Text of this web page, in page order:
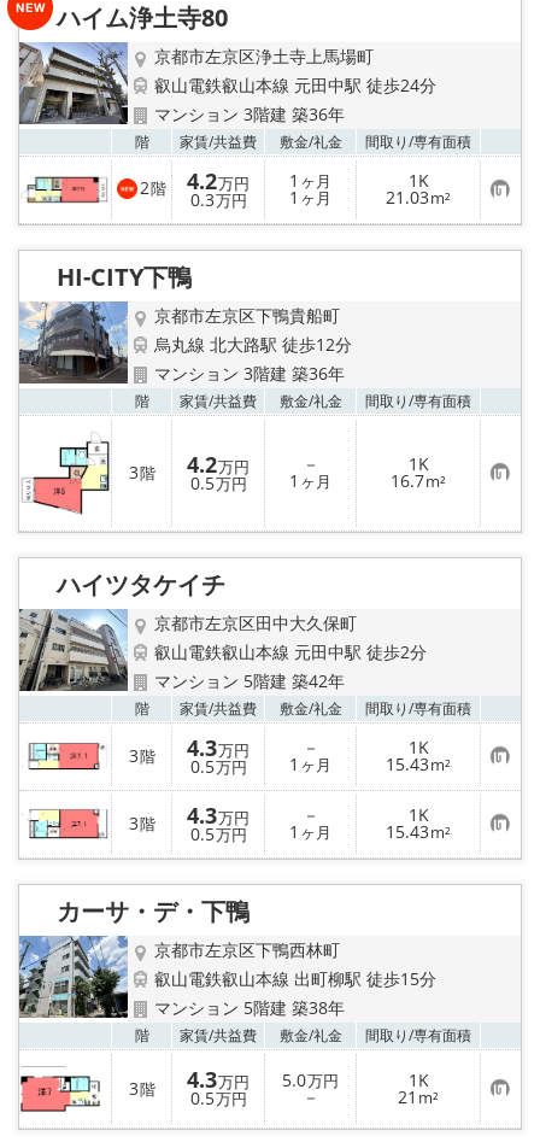
ハイム浄土寺80
京都市左京区浄土寺上馬場町
叡山電鉄叡山本線 元田中駅 徒歩24分
マンション 3階建 築36年
階 家賃/共益費 敷金/礼金 間取り/専有面積
2階 4.2万円
0.3万円
1 ヶ月
1 ヶ月
1K
21.03m² お
気
に
入
HI-CITY下鴨
京都市左京区下鴨貴船町
烏丸線 北大路駅 徒歩12分
マンション 3階建 築36年
階 家賃/共益費 敷金/礼金 間取り/専有面積
3階 4.2万円
0.5万円
－
1 ヶ月
1K
16.7m² お
気
に
入
登
ハイツタケイチ
京都市左京区田中大久保町
叡山電鉄叡山本線 元田中駅 徒歩2分
マンション 5階建 築42年
階 家賃/共益費 敷金/礼金 間取り/専有面積
3階 4.3万円
0.5万円
－
1 ヶ月
1K
15.43m² お
気
に
入
り
登
録
3階 4.3万円
0.5万円
－
1 ヶ月
1K
15.43m² お
気
に
入
カーサ・デ・下鴨
京都市左京区下鴨西林町
叡山電鉄叡山本線 出町柳駅 徒歩15分
マンション 5階建 築38年
階 家賃/共益費 敷金/礼金 間取り/専有面積
3階 4.3万円
0.5万円
5.0万円
－
1K
21 m² お
気
に